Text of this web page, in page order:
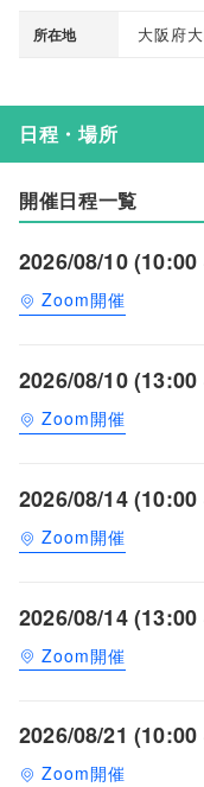
所在地 大阪府
日程・場所
開催日程一覧
2026/08/10 (10:00
Zoom開催
2026/08/10 (13:00
Zoom開催
2026/08/14 (10:00
Zoom開催
2026/08/14 (13:00
Zoom開催
2026/08/21 (10:00
Zoom開催